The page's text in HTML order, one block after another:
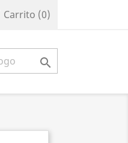
Carrito (0)
